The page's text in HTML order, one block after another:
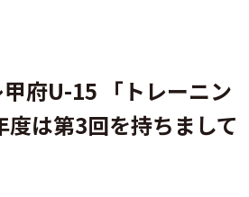
府U-15 「トレーニン
は第3回を持ちまして